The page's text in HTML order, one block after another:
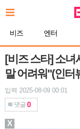
문
기
비즈 엔터
[비즈 스타] 소녀
말 어려워"(인
입력 2025-08-09 00:01
댓글 0
X